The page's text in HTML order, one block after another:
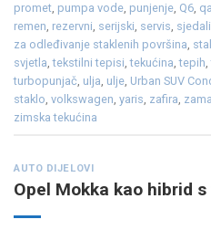
promet, pumpa vode, punjenje, Q6,
remen, rezervni, serijski, servis,
za odleđivanje staklenih površina,
svjetla,tekstilni tepisi,tekućina,tepih,
turbopunjač, ulja, ulje, Urban SUV
staklo, volkswagen, yaris, zafira,
zimska tekućina
AUTO DIJELOVI
Opel Mokka kao hibrid